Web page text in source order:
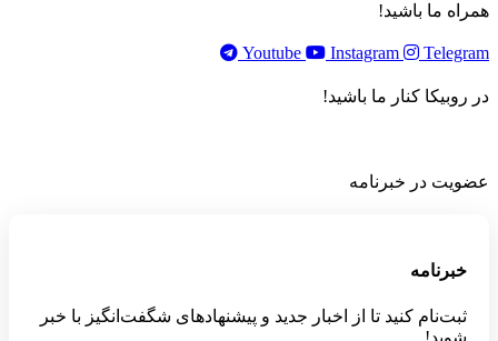
همراه ما باشید!
Youtube Instagram Telegram
در روبیکا کنار ما باشید!
عضویت در خبرنامه
خبر‌نامه
ثبت‌نام کنید تا از اخبار جدید و پیشنهاد‌های شگفت‌انگیز با خبر
شوید!